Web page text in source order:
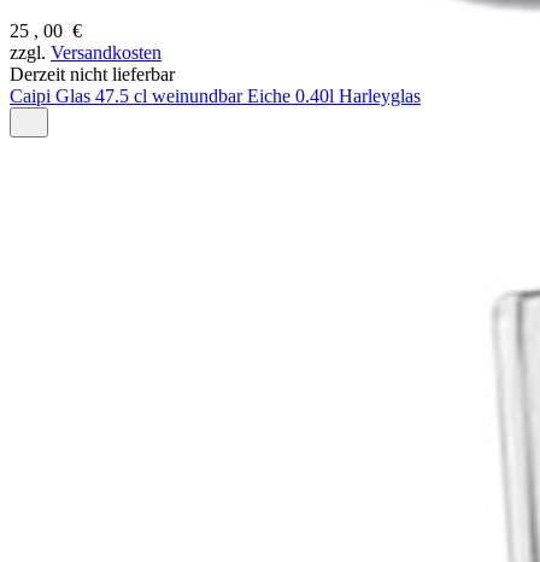
25 , 00 €
zzgl. Versandkosten
Derzeit nicht lieferbar
Caipi Glas 47.5 cl weinundbar Eiche 0.40l Harleyglas